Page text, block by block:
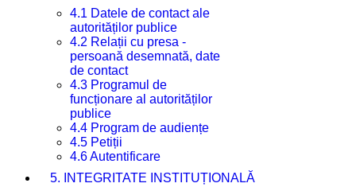
4.1 Datele de contact ale
autorităților publice
4.2 Relații cu presa -
persoană desemnată, date
de contact
4.3 Programul de
funcționare al autorităților
publice
4.4 Program de audiențe
4.5 Petiții
4.6 Autentificare
5. INTEGRITATE INSTITUȚIONALĂ